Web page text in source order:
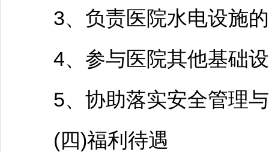
3、负责医院水电设施的
4、参与医院其他基础设
5、协助落实安全管理与
(四)福利待遇